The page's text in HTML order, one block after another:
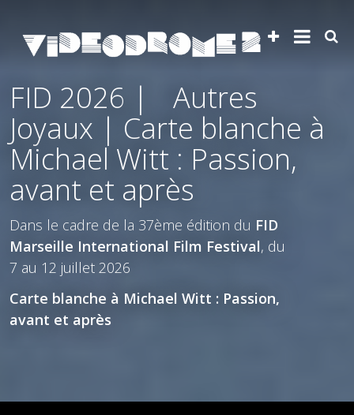
FID 2026 | Autres
Joyaux | Carte blanche à
Michael Witt : Passion,
avant et après
Dans le cadre de la 37ème édition du FID
Marseille International Film Festival, du
7 au 12 juillet 2026
Carte blanche à Michael Witt : Passion,
avant et après